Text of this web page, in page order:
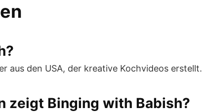
aus den USA, der kreative Kochvideos erstellt.
zeigt Binging with Babish?